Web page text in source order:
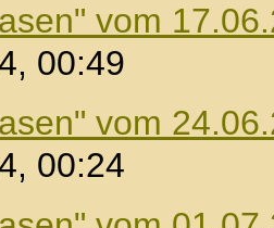
vom
00:49
vom
00:24